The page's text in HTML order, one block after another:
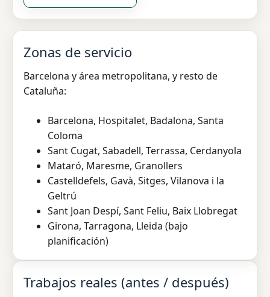
Zonas de servicio
Barcelona y área metropolitana, y resto de
Cataluña:
Barcelona, Hospitalet, Badalona, Santa
Coloma
Sant Cugat, Sabadell, Terrassa, Cerdanyola
Mataró, Maresme, Granollers
Castelldefels, Gavà, Sitges, Vilanova i la
Geltrú
Sant Joan Despí, Sant Feliu, Baix Llobregat
Girona, Tarragona, Lleida (bajo
planificación)
Trabajos reales (antes / después)